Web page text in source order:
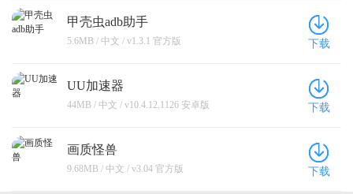
甲壳虫adb助手
5.6MB / 中文 / v1.3.1 官方版 下载
UU加速器
44MB / 中文 / v10.4.12.1126 安卓版 下载
画质怪兽
9.68MB / 中文 / v3.04 官方版 下载